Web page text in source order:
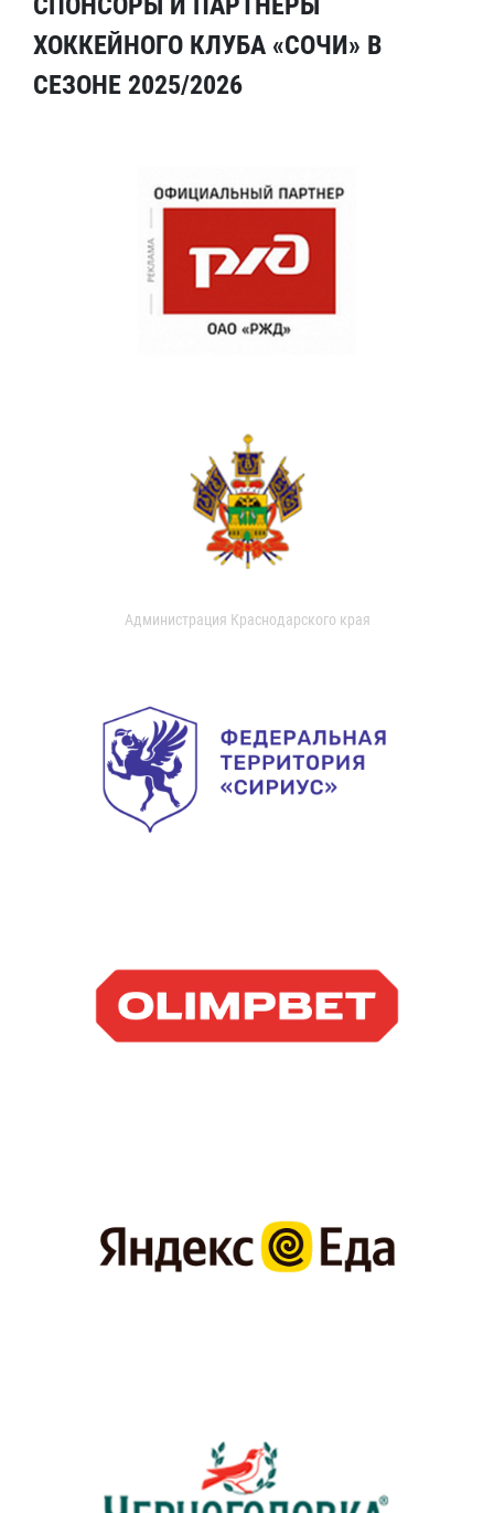
ХОККЕЙНОГО КЛУБА «СОЧИ» В
СЕЗОНЕ 2025/2026
Администрация Краснодарского края